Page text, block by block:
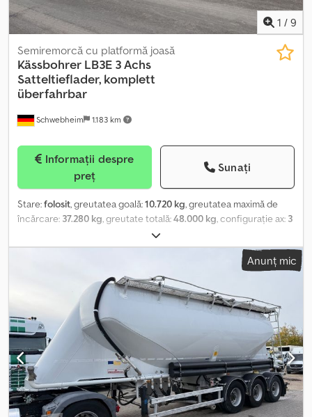
1 / 9
Schwebheim 1.183 km
Semiremorcă cu platformă joasă
Kässbohrer LB3E 3 Achs
Satteltieflader, komplett
überfahrbar
preț
Sunați
Stare:folosit, greutatea goală:10.720 kg, greutatea maximă de
încărcare: 37.280 kg, greutate totală:48.000 kg, configurație ax: 3
02/2019, următoarea inspecție (TÜV):
02/2027, suspensie:aer, dimensiunea anvelopei:245/70 R17,5 --
, dimensiunea anvelopei
245/70 R17,5 ---/141J, dimensiunea anvelopei din spate:
245/70 R17,5 ---/141J , cabină șofer:altul, clasă de emisii:
ABS, frână cu aer comprimat
, complet traversabil, -- erori
de tipar, greșeli și modificări rezervate, imagini demonstrative --,
Mai multe date la: !, Mai multe detalii: ! Dodpfx Aoztd Snjl Djck
Anunț mic